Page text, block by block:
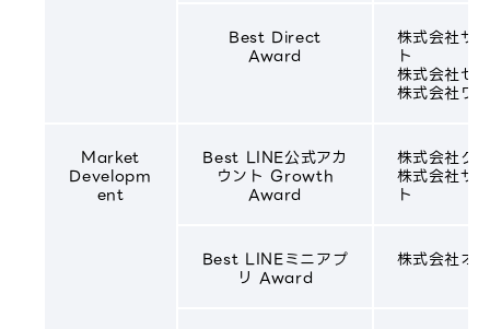
Best Direct
Award
株式会社サ
ト
株式会社セ
株式会社ワ
Market
Developm
ent
Best LINE公式アカ
ウント Growth
Award
株式会社ク
株式会社サ
ト
Best LINEミニアプ
リ Award
株式会社オ